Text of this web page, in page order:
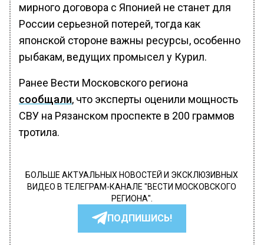
мирного договора с Японией не станет для
России серьезной потерей, тогда как
японской стороне важны ресурсы, особенно
рыбакам, ведущих промысел у Курил.
Ранее Вести Московского региона
сообщали, что эксперты оценили мощность
СВУ на Рязанском проспекте в 200 граммов
тротила.
БОЛЬШЕ АКТУАЛЬНЫХ НОВОСТЕЙ И ЭКСКЛЮЗИВНЫХ
ВИДЕО В ТЕЛЕГРАМ-КАНАЛЕ "ВЕСТИ МОСКОВСКОГО
РЕГИОНА".
ПОДПИШИСЬ!